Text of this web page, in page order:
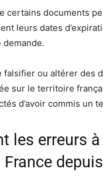
certains documents
leurs dates
falsifier ou altérer des
sur le territoire
d’avoir commis un
les erreurs